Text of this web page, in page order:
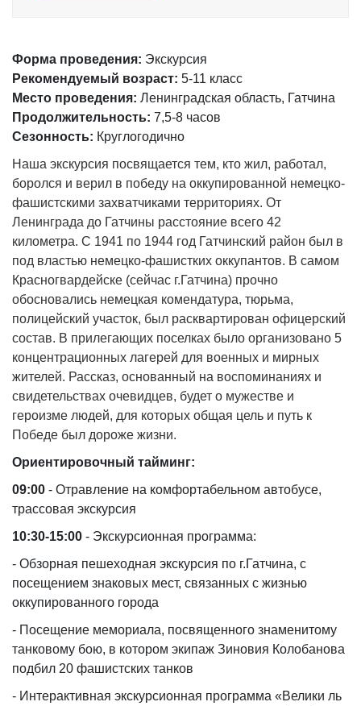
Форма проведения: Экскурсия
Рекомендуемый возраст: 5-11 класс
Место проведения: Ленинградская область, Гатчина
Продолжительность: 7,5-8 часов
Сезонность: Круглогодично
Наша экскурсия посвящается тем, кто жил, работал,
боролся и верил в победу на оккупированной немецко-
фашистскими захватчиками территориях. От
Ленинграда до Гатчины расстояние всего 42
километра. С 1941 по 1944 год Гатчинский район был в
под властью немецко-фашистких оккупантов. В самом
Красногвардейске (сейчас г.Гатчина) прочно
обосновались немецкая комендатура, тюрьма,
полицейский участок, был расквартирован офицерский
состав. В прилегающих поселках было организовано 5
концентрационных лагерей для военных и мирных
жителей. Рассказ, основанный на воспоминаниях и
свидетельствах очевидцев, будет о мужестве и
героизме людей, для которых общая цель и путь к
Победе был дороже жизни.
Ориентировочный тайминг:
09:00 - Отравление на комфортабельном автобусе,
трассовая экскурсия
10:30-15:00 - Экскурсионная программа:
- Обзорная пешеходная экскурсия по г.Гатчина, с
посещением знаковых мест, связанных с жизнью
оккупированного города
- Посещение мемориала, посвященного знаменитому
танковому бою, в котором экипаж Зиновия Колобанова
подбил 20 фашистских танков
- Интерактивная экскурсионная программа «Велики ль